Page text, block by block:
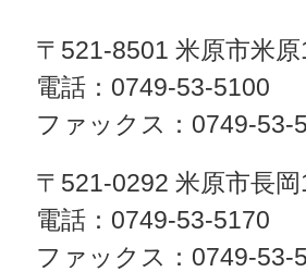
〒521-8501 米原市米
電話：0749-53-5100
ファックス：0749-53-
〒521-0292 米原市長
電話：0749-53-5170
ファックス：0749-53-